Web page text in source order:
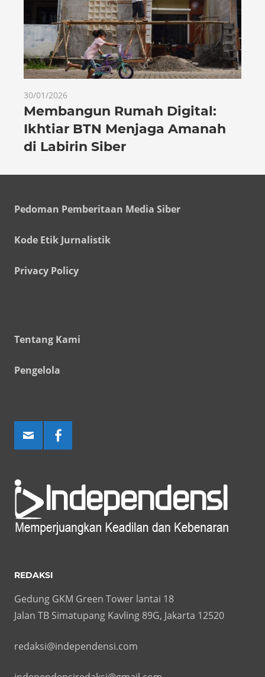
30/01/2026
Membangun Rumah Digital:
Ikhtiar BTN Menjaga Amanah
di Labirin Siber
Pedoman Pemberitaan Media Siber
Kode Etik Jurnalistik
Privacy Policy
Tentang Kami
Pengelola
REDAKSI
Gedung GKM Green Tower lantai 18
Jalan TB Simatupang Kavling 89G, Jakarta 12520
redaksi@independensi.com